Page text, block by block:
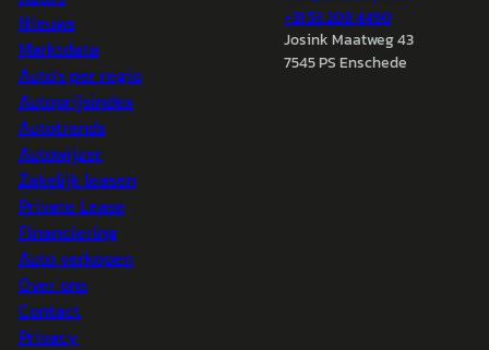
Nieuws
Marktdata
Auto's per regio
Autoprijsindex
Autotrends
Autowijzer
Zakelijk leasen
Private Lease
Financiering
Auto verkopen
Over ons
Contact
Privacy
+31 53 208 4490
Josink Maatweg 43
7545 PS Enschede